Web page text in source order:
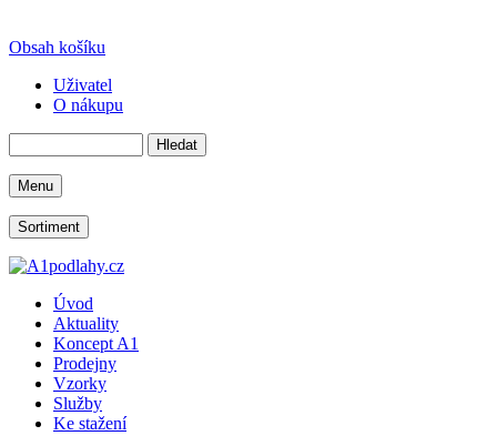
Obsah košíku
Uživatel
O nákupu
Menu
Sortiment
Úvod
Aktuality
Koncept A1
Prodejny
Vzorky
Služby
Ke stažení